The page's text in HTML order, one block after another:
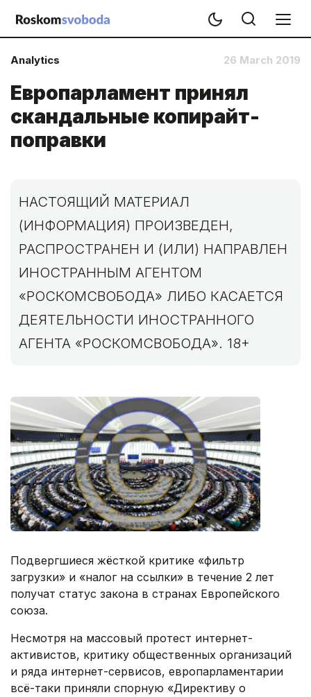
Analytics 26 March 2019
Европарламент принял
скандальные копирайт-
поправки
НАСТОЯЩИЙ МАТЕРИАЛ
(ИНФОРМАЦИЯ) ПРОИЗВЕДЕН,
РАСПРОСТРАНЕН И (ИЛИ) НАПРАВЛЕН
ИНОСТРАННЫМ АГЕНТОМ
«РОСКОМСВОБОДА» ЛИБО КАСАЕТСЯ
ДЕЯТЕЛЬНОСТИ ИНОСТРАННОГО
АГЕНТА «РОСКОМСВОБОДА». 18+
Подвергшиеся жёсткой критике «фильтр
загрузки» и «налог на ссылки» в течение 2 лет
получат статус закона в странах Европейского
союза.
Несмотря на массовый протест интернет-
активистов, критику общественных организаций
и ряда интернет-сервисов, европарламентарии
всё-таки приняли спорную «Директиву о